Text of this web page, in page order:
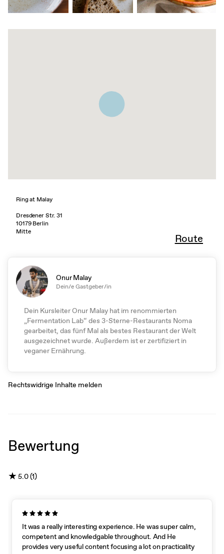
Ring at Malay
Dresdener Str. 31
10179 Berlin
Mitte
Route
Onur Malay
Dein/e Gastgeber/in
Dein Kursleiter Onur Malay hat im renommierten
„Fermentation Lab“ des 3-Sterne-Restaurants Noma
gearbeitet, das fünf Mal als bestes Restaurant der Welt
ausgezeichnet wurde. Außerdem ist er zertifiziert in
veganer Ernährung.
Rechtswidrige Inhalte melden
Bewertung
★5.0 (1)
It was a really interesting experience. He was super calm,
competent and knowledgable throughout. And He
provides very useful content focusing a lot on practicality